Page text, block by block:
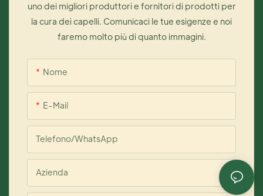
uno dei migliori produttori e fornitori di prodotti per
la cura dei capelli. Comunicaci le tue esigenze e noi
faremo molto più di quanto immagini.
Nome
E-Mail
Telefono/WhatsApp
Azienda